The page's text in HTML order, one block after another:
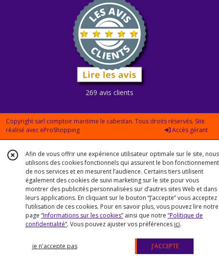
269 avis clients
Copyright sarl comptoir maritime le cabestan. Tous droits réservés. Site
réalisé avec eProShopping Accès gérant
Afin de vous offrir une expérience utilisateur optimale sur le site, nous
utilisons des cookies fonctionnels qui assurent le bon fonctionnement
de nos services et en mesurent l’audience. Certains tiers utilisent
également des cookies de suivi marketing sur le site pour vous
montrer des publicités personnalisées sur d’autres sites Web et dans
leurs applications. En cliquant sur le bouton “J’accepte” vous acceptez
l’utilisation de ces cookies. Pour en savoir plus, vous pouvez lire notre
page “Informations sur les cookies” ainsi que notre “Politique de
confidentialité“. Vous pouvez ajuster vos préférences ici.
je n'accepte pas J'ACCEPTE